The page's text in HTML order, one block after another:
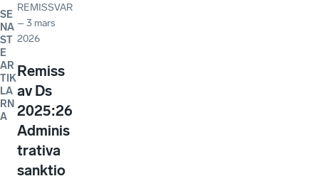
SE
NA
ST
E
AR
TIK
LA
RN
A
REMISSVAR
–3 mars
2026
Remiss
av Ds
2025:26
Adminis
trativa
sanktio